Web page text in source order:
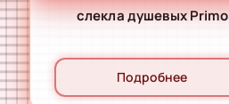
слекла душевых Primo
Подробнее